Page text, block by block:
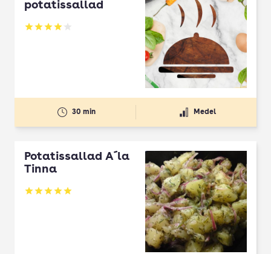
potatissallad
Betyg: 4.02 av 5
30 min Medel
Potatissallad A´la
Tinna
Betyg: 5 av 5